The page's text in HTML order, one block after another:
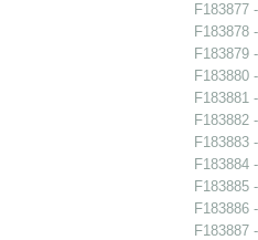
F183877
F183878
F183879
F183880
F183881
F183882
F183883
F183884
F183885
F183886
F183887